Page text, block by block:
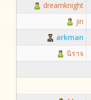
dreamknight
jin
arkman
นิราจ